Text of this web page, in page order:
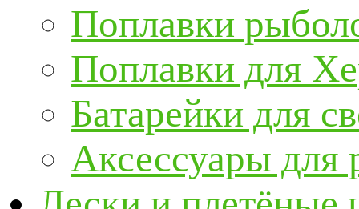
Поплавки
Поплавки для
Батарейки для
Аксессуары для